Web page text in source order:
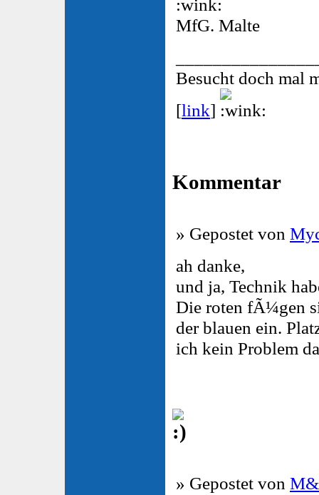
MfG. Malte
Besucht doch mal
[link]
Kommentar
» Gepostet von
ah danke,
und ja, Technik
Die roten fÃ¼gen
der blauen ein.
ich kein Problem
» Gepostet von